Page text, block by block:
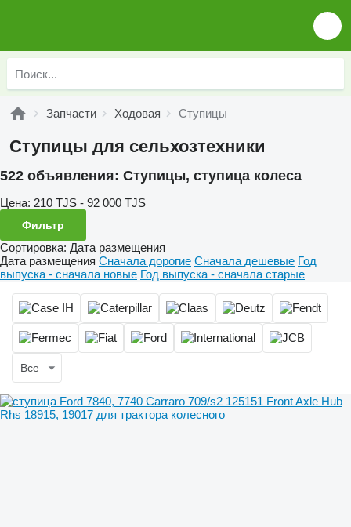
Запчасти Ходовая Ступицы
Ступицы для сельхозтехники
522 объявления: Ступицы, ступица колеса
Цена: 210 TJS - 92 000 TJS
Фильтр
Сортировка: Дата размещения
Дата размещения Сначала дорогие Сначала дешевые Год
выпуска - сначала новые Год выпуска - сначала старые
Все